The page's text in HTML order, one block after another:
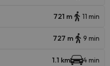
721 m 11 min
727 m 9 min
1.1 km 4 min